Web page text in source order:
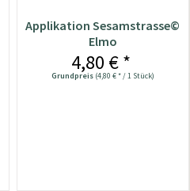
Applikation Sesamstrasse©
Elmo
4,80 € *
Grundpreis (4,80 € * / 1 Stück)